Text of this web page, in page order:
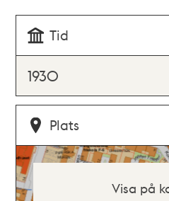
Tid
1930
Plats
Visa på